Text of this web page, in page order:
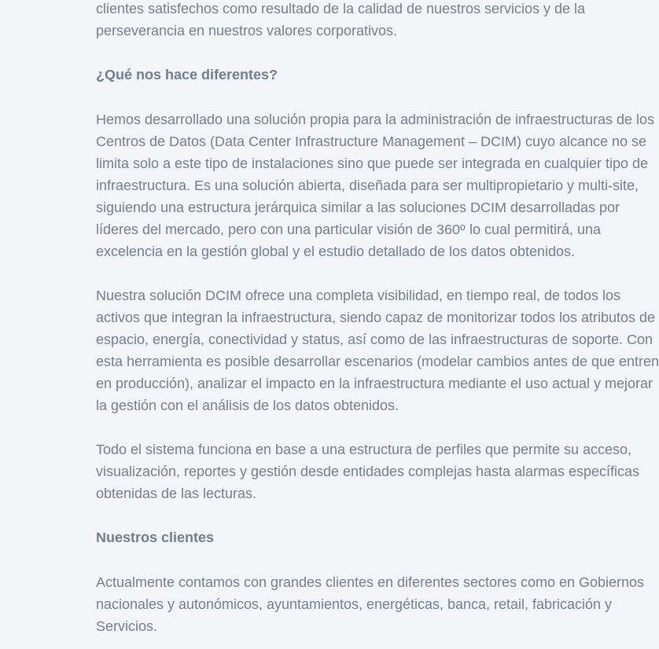
clientes satisfechos como resultado de la calidad de nuestros servicios y de la
perseverancia en nuestros valores corporativos.
¿Qué nos hace diferentes?
Hemos desarrollado una solución propia para la administración de infraestructuras de los
Centros de Datos (Data Center Infrastructure Management – DCIM) cuyo alcance no se
limita solo a este tipo de instalaciones sino que puede ser integrada en cualquier tipo de
infraestructura. Es una solución abierta, diseñada para ser multipropietario y multi-site,
siguiendo una estructura jerárquica similar a las soluciones DCIM desarrolladas por
líderes del mercado, pero con una particular visión de 360º lo cual permitirá, una
excelencia en la gestión global y el estudio detallado de los datos obtenidos.
Nuestra solución DCIM ofrece una completa visibilidad, en tiempo real, de todos los
activos que integran la infraestructura, siendo capaz de monitorizar todos los atributos de
espacio, energía, conectividad y status, así como de las infraestructuras de soporte. Con
esta herramienta es posible desarrollar escenarios (modelar cambios antes de que entren
en producción), analizar el impacto en la infraestructura mediante el uso actual y mejorar
la gestión con el análisis de los datos obtenidos.
Todo el sistema funciona en base a una estructura de perfiles que permite su acceso,
visualización, reportes y gestión desde entidades complejas hasta alarmas específicas
obtenidas de las lecturas.
Nuestros clientes
Actualmente contamos con grandes clientes en diferentes sectores como en Gobiernos
nacionales y autonómicos, ayuntamientos, energéticas, banca, retail, fabricación y
Servicios.